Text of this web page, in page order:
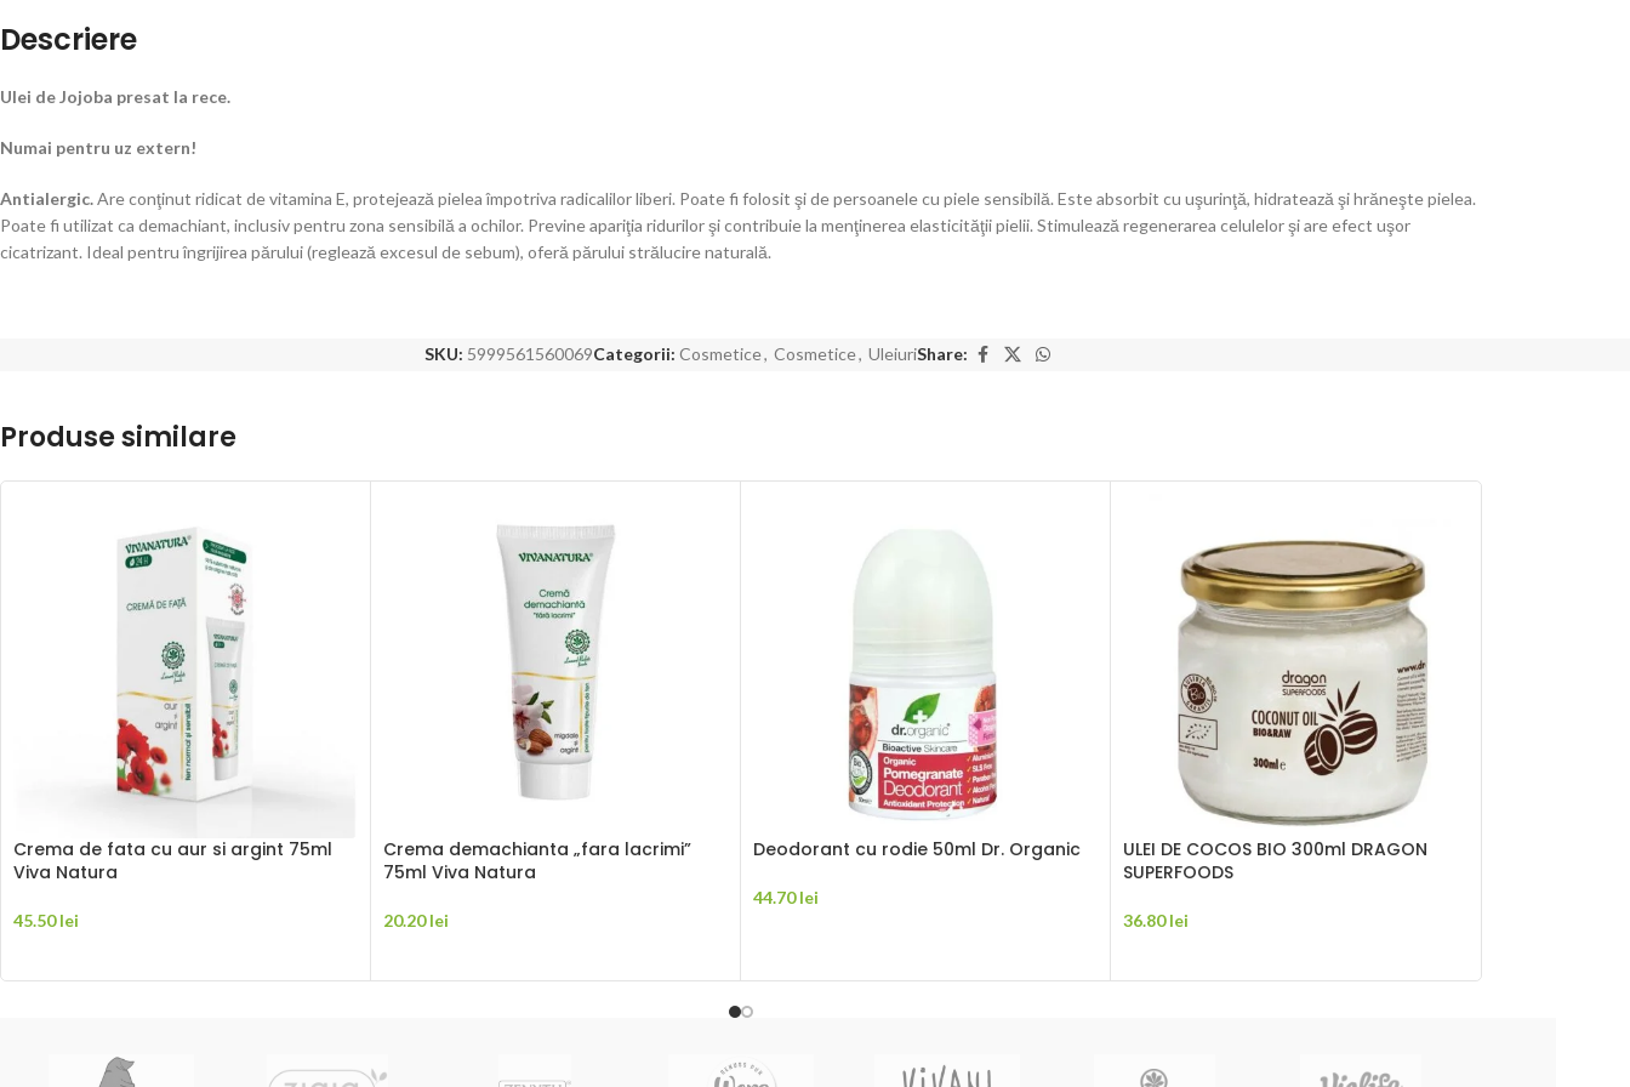
Descriere
Ulei de Jojoba presat la rece.
Numai pentru uz extern!
Antialergic.Are conţinut ridicat de vitamina E, protejează pielea împotriva radicalilor liberi. Poate fi folosit şi de persoanele cu piele sensibilă. Este absorbit cu uşurinţă, hidratează şi hrăneşte pielea.
Poate fi utilizat ca demachiant, inclusiv pentru zona sensibilă a ochilor. Previne apariţia ridurilor şi contribuie la menţinerea elasticităţii pielii. Stimulează regenerarea celulelor şi are efect uşor
cicatrizant. Ideal pentru îngrijirea părului (reglează excesul de sebum), oferă părului strălucire naturală.
SKU: 5999561560069Categorii: Cosmetice, Cosmetice, UleiuriShare:
Produse similare
Crema de fata cu aur si argint 75ml
Viva Natura
45.50lei
Crema demachianta „fara lacrimi”
75ml Viva Natura
20.20lei
Deodorant cu rodie 50ml Dr. Organic
44.70lei
ULEI DE COCOS BIO 300ml DRAGON
SUPERFOODS
36.80lei